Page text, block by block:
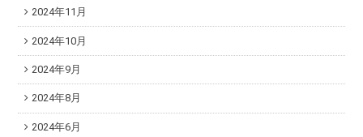
2024年11月
2024年10月
2024年9月
2024年8月
2024年6月